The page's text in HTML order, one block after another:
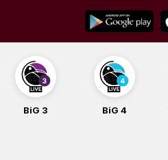
content
BiG 3 BiG 4